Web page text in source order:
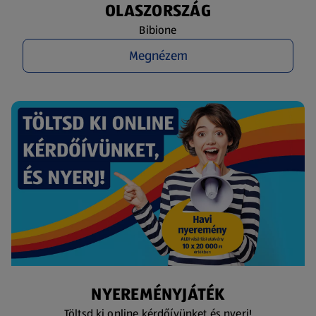
OLASZORSZÁG
Bibione
Megnézem
NYEREMÉNYJÁTÉK